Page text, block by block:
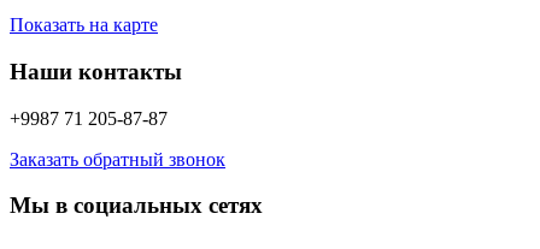
Показать на карте
Наши контакты
+9987 71 205-87-87
Заказать обратный звонок
Мы в социальных сетях